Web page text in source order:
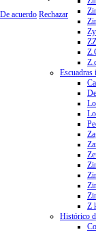
Escuadras
Z
Histórico
De acuerdo Rechazar